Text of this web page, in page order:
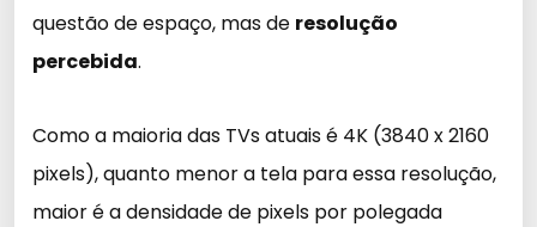
questão de espaço, mas de resolução
percebida.
Como a maioria das TVs atuais é 4K (3840 x 2160
pixels), quanto menor a tela para essa resolução,
maior é a densidade de pixels por polegada